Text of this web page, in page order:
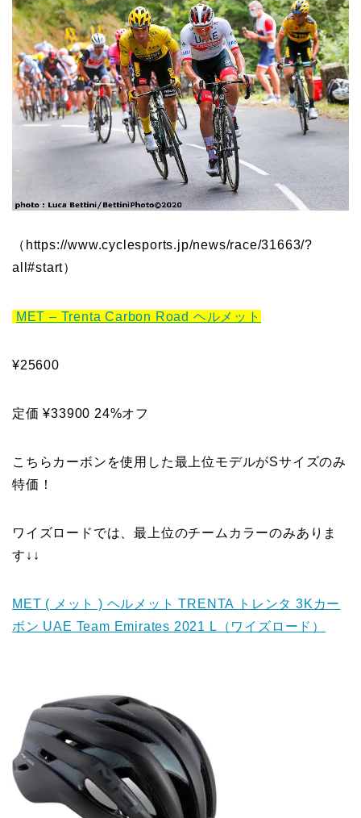
（https://www.cyclesports.jp/news/race/31663/?
all#start）
MET – Trenta Carbon Road ヘルメット
¥25600
定価 ¥33900 24%オフ
こちらカーボンを使用した最上位モデルがSサイズのみ
特価！
ワイズロードでは、最上位のチームカラーのみありま
す↓↓
MET ( メット ) ヘルメット TRENTA トレンタ 3Kカー
ボン UAE Team Emirates 2021 L（ワイズロード）